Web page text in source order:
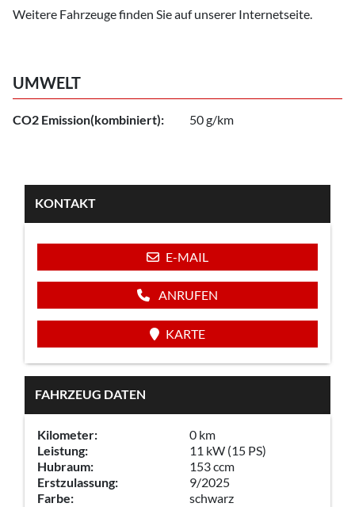
Weitere Fahrzeuge finden Sie auf unserer Internetseite.
UMWELT
CO2 Emission(kombiniert): 50 g/km
KONTAKT
E-MAIL
ANRUFEN
KARTE
FAHRZEUG DATEN
Kilometer:
0 km
Leistung:
11 kW (15 PS)
Hubraum:
153 ccm
Erstzulassung:
9/2025
Farbe:
schwarz